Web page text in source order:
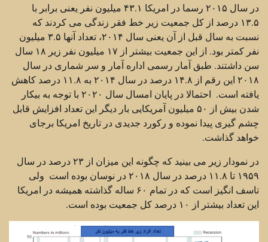
در سال ۲۰۱۵ رسما در امریکا ۴۳.۱ میلیون نفر یعنی برابر با
۱۳.۵ درصد از کل جمعیت زیر خط فقر زندگی می کردند که
نسبت به سال قبل از آن یعنی سال ۲۰۱۴، تعداد آنها ۳.۵ میلیون
نفر کمتر بود. از این جمعیت بیشتر از ۱۷ میلیون نفر زیر ۱۸ سال
سن داشتند. طبق آمار رسمی اداره آمار و سر شماری در سال
۲۰۱۸ این رقم از ۱۴.۸ درصد در سال ۲۰۱۴ به ۱۱.۸ درصد کاهش
یافته است. احتمالا در پایان امسال سال ۲۰۲۰ با توجه به بیکار
شدن بیش از ۵۰ میلیون آمریکایی بار دیگر این تعداد افزایش قابل
چشم گیری پیدا نموده و رکورد جدیدی در تاریخ امریکا برجای
خواهد گذاشت.
در نمودار زیر می بینید که چگونه این میزان از ۲۳ درصد در سال
۱۹۵۹ تا ۱۱.۸ درصد در سال ۲۰۱۸ در نوسان بوده است ولی
تاسف انگیز است که در تمام ۶۰ ساله گذاشته همیشه در امریکا
این تعداد بیشتر از ۱۰ درصد کل جمعیت بوده است.